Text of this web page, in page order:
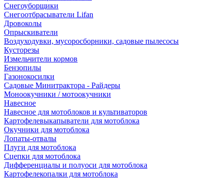
Снегоуборщики
Снегоотбрасыватели Lifan
Дровоколы
Опрыскиватели
Воздуходувки, мусоросборники, cадовые пылесосы
Кусторезы
Измельчители кормов
Бензопилы
Газонокосилки
Садовые Минитрактора - Райдеры
Моноокучники / мотоокучники
Навесное
Навесное для мотоблоков и культиваторов
Картофелевыкапыватели для мотоблока
Окучники для мотоблока
Лопаты-отвалы
Плуги для мотоблока
Сцепки для мотоблока
Дифференциалы и полуоси для мотоблока
Картофелекопалки для мотоблока